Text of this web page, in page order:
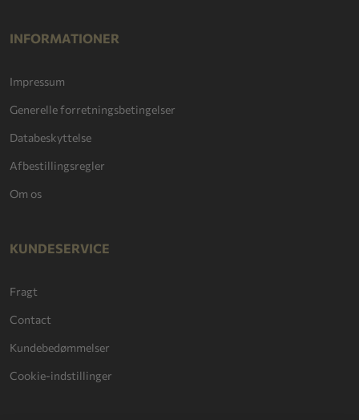
INFORMATIONER
Impressum
Generelle forretningsbetingelser
Databeskyttelse
Afbestillingsregler
Om os
KUNDESERVICE
Fragt
Contact
Kundebedømmelser
Cookie-indstillinger